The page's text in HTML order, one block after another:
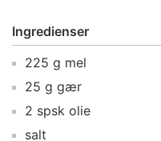
Ingredienser
225 g mel
25 g gær
2 spsk olie
salt